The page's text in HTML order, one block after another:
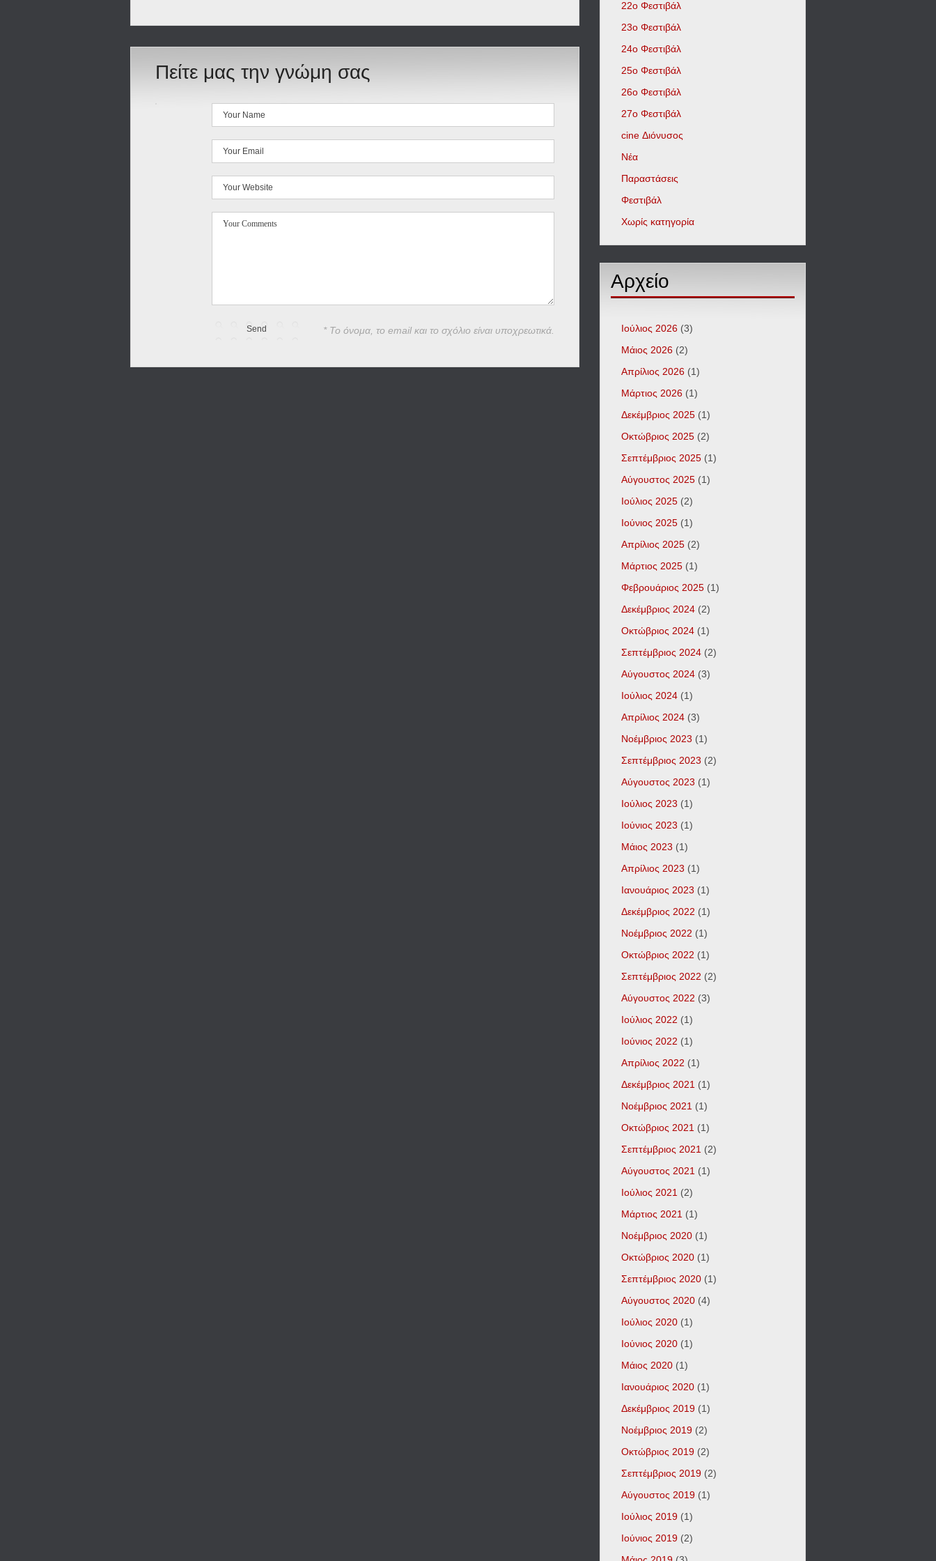
Πείτε μας την γνώμη σας
* Το όνομα, το email και το σχόλιο είναι υποχρεωτικά.
22ο Φεστιβάλ
23ο Φεστιβάλ
24ο Φεστιβάλ
25ο Φεστιβάλ
26ο Φεστιβάλ
27ο Φεστιβάλ
cine Διόνυσος
Νέα
Παραστάσεις
Φεστιβάλ
Χωρίς κατηγορία
Αρχείο
Ιούλιος 2026 (3)
Μάιος 2026 (2)
Απρίλιος 2026 (1)
Μάρτιος 2026 (1)
Δεκέμβριος 2025 (1)
Οκτώβριος 2025 (2)
Σεπτέμβριος 2025 (1)
Αύγουστος 2025 (1)
Ιούλιος 2025 (2)
Ιούνιος 2025 (1)
Απρίλιος 2025 (2)
Μάρτιος 2025 (1)
Φεβρουάριος 2025 (1)
Δεκέμβριος 2024 (2)
Οκτώβριος 2024 (1)
Σεπτέμβριος 2024 (2)
Αύγουστος 2024 (3)
Ιούλιος 2024 (1)
Απρίλιος 2024 (3)
Νοέμβριος 2023 (1)
Σεπτέμβριος 2023 (2)
Αύγουστος 2023 (1)
Ιούλιος 2023 (1)
Ιούνιος 2023 (1)
Μάιος 2023 (1)
Απρίλιος 2023 (1)
Ιανουάριος 2023 (1)
Δεκέμβριος 2022 (1)
Νοέμβριος 2022 (1)
Οκτώβριος 2022 (1)
Σεπτέμβριος 2022 (2)
Αύγουστος 2022 (3)
Ιούλιος 2022 (1)
Ιούνιος 2022 (1)
Απρίλιος 2022 (1)
Δεκέμβριος 2021 (1)
Νοέμβριος 2021 (1)
Οκτώβριος 2021 (1)
Σεπτέμβριος 2021 (2)
Αύγουστος 2021 (1)
Ιούλιος 2021 (2)
Μάρτιος 2021 (1)
Νοέμβριος 2020 (1)
Οκτώβριος 2020 (1)
Σεπτέμβριος 2020 (1)
Αύγουστος 2020 (4)
Ιούλιος 2020 (1)
Ιούνιος 2020 (1)
Μάιος 2020 (1)
Ιανουάριος 2020 (1)
Δεκέμβριος 2019 (1)
Νοέμβριος 2019 (2)
Οκτώβριος 2019 (2)
Σεπτέμβριος 2019 (2)
Αύγουστος 2019 (1)
Ιούλιος 2019 (1)
Ιούνιος 2019 (2)